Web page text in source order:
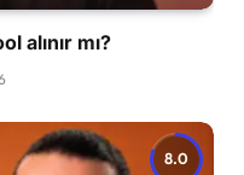
alınır mı?
8.0